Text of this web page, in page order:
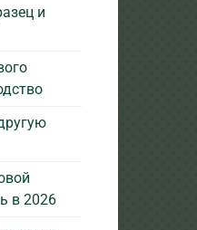
и
в 2026